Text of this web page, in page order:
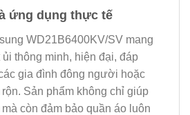
ứng dụng thực tế
WD21B6400KV/SV mang
thông minh, hiện đại, đáp
gia đình đông người hoặc
Sản phẩm không chỉ giúp
còn đảm bảo quần áo luôn